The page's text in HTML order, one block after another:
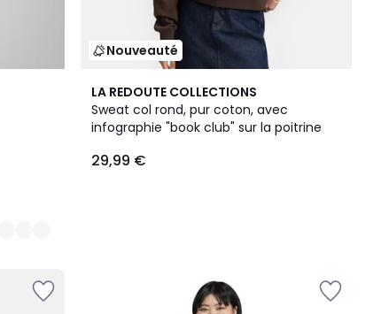
Nouveauté
LA REDOUTE COLLECTIONS
Sweat col rond, pur coton, avec
infographie "book club" sur la poitrine
29,99 €